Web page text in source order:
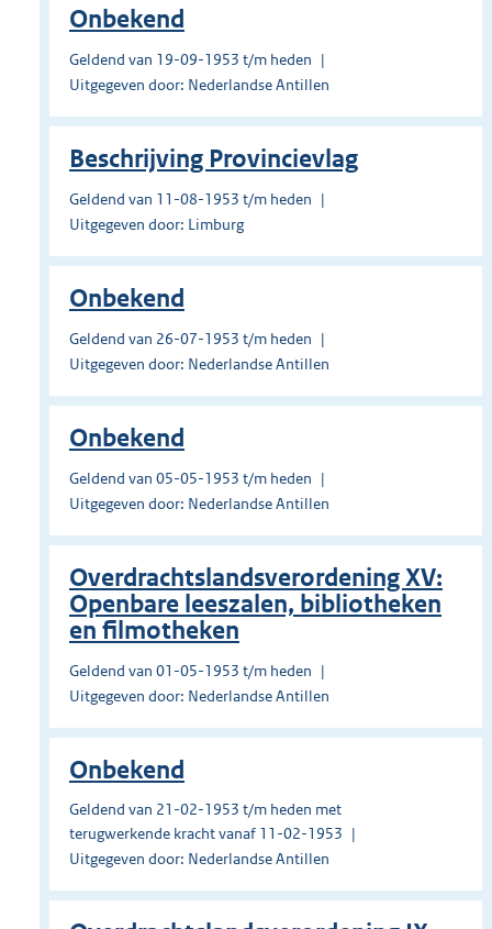
Onbekend
Geldend van 19-09-1953 t/m heden
Uitgegeven door: Nederlandse Antillen
Beschrijving Provincievlag
Geldend van 11-08-1953 t/m heden
Uitgegeven door: Limburg
Onbekend
Geldend van 26-07-1953 t/m heden
Uitgegeven door: Nederlandse Antillen
Onbekend
Geldend van 05-05-1953 t/m heden
Uitgegeven door: Nederlandse Antillen
Overdrachtslandsverordening XV:
Openbare leeszalen, bibliotheken
en filmotheken
Geldend van 01-05-1953 t/m heden
Uitgegeven door: Nederlandse Antillen
Onbekend
Geldend van 21-02-1953 t/m heden met
terugwerkende kracht vanaf 11-02-1953
Uitgegeven door: Nederlandse Antillen